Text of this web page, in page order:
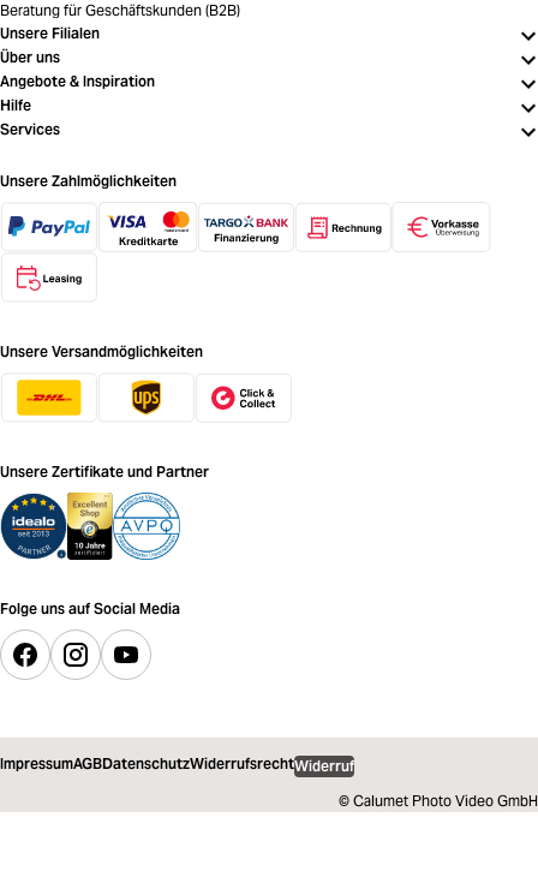
Beratung für Geschäftskunden (B2B)
Unsere Filialen
Über uns
Angebote & Inspiration
Hilfe
Services
Unsere Zahlmöglichkeiten
Unsere Versandmöglichkeiten
Unsere Zertifikate und Partner
Folge uns auf Social Media
ImpressumAGBDatenschutzWiderrufsrechtWiderruf
© Calumet Photo Video GmbH